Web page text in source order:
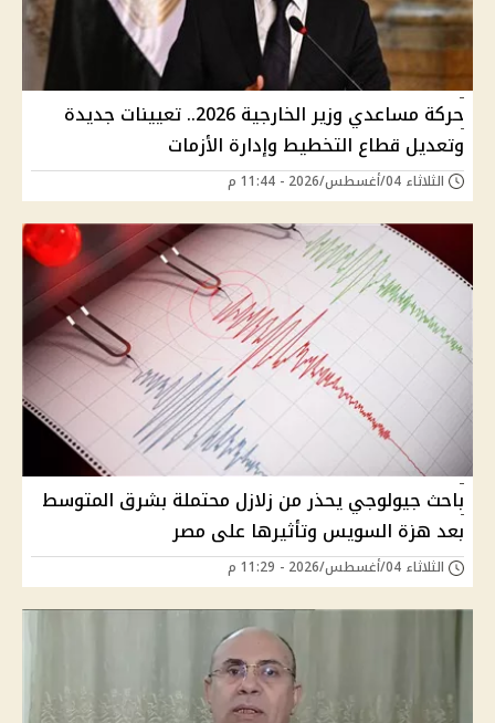
حركة مساعدي وزير الخارجية 2026.. تعيينات جديدة
وتعديل قطاع التخطيط وإدارة الأزمات
الثلاثاء 04/أغسطس/2026 - 11:44 م
باحث جيولوجي يحذر من زلازل محتملة بشرق المتوسط
بعد هزة السويس وتأثيرها على مصر
الثلاثاء 04/أغسطس/2026 - 11:29 م